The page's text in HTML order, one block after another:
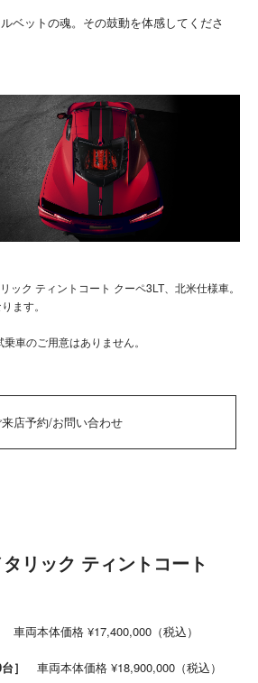
ベットの魂。その鼓動を体感してくださ
ック ティントコート クーペ3LT、北米仕様車。
ます。
車のご用意はありません。
店予約/お問い合わせ
リック ティントコート
車両本体価格 ¥17,400,000（税込）
］ 車両本体価格 ¥18,900,000（税込）